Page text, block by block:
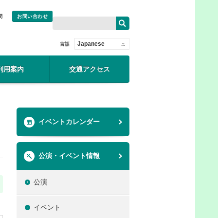
お問い合わせ
言語 Japanese
用案内 交通アクセス
イベントカレンダー
公演・イベント情報
公演
イベント